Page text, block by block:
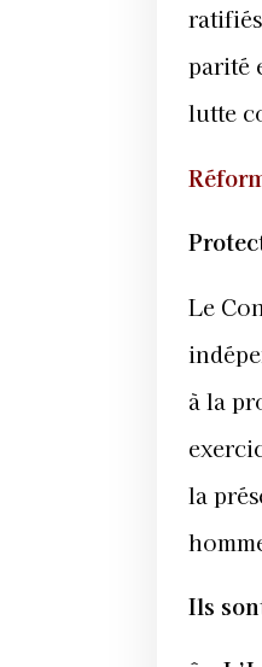
parité
lutte
Le
à la
la
Ils